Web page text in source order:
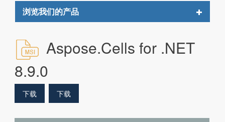
浏览我们的产品
Toggle
Aspose.Cells for .NET
8.9.0
下载 下载